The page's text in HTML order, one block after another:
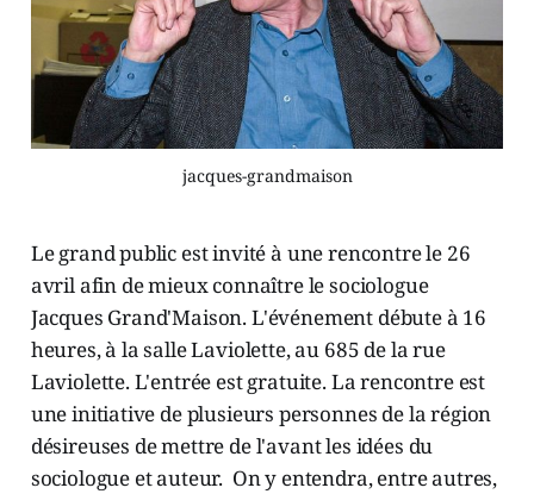
jacques-grandmaison
Le grand public est invité à une rencontre le 26
avril afin de mieux connaître le sociologue
Jacques Grand'Maison. L'événement débute à 16
heures, à la salle Laviolette, au 685 de la rue
Laviolette. L'entrée est gratuite. La rencontre est
une initiative de plusieurs personnes de la région
désireuses de mettre de l'avant les idées du
sociologue et auteur. On y entendra, entre autres,